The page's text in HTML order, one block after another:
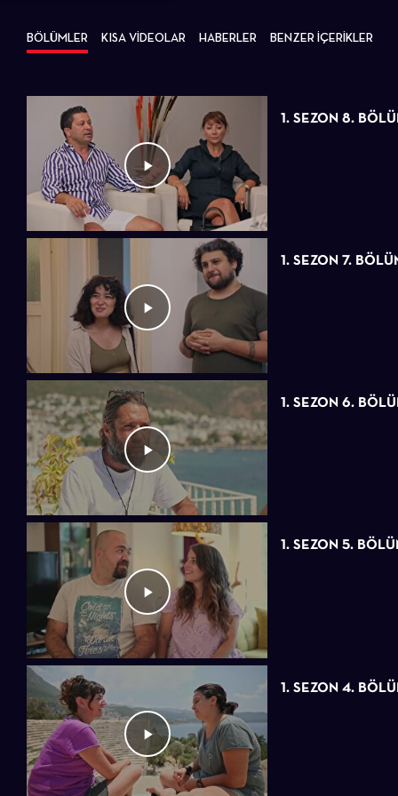
BÖLÜMLER KISA VİDEOLAR HABERLER
BENZER İÇERİKLER
1. SEZON 8.
1. SEZON 7.
1. SEZON 6.
1. SEZON 5.
1. SEZON 4.